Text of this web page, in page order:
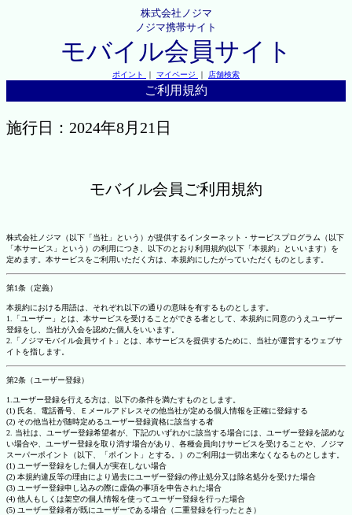
株式会社ノジマ
ノジマ携帯サイト
モバイル会員サイト
ポイント ｜ マイページ ｜ 店舗検索
ご利用規約
施行日：2024年8月21日
モバイル会員ご利用規約
株式会社ノジマ（以下「当社」という）が提供するインターネット・サービスプログラム（以下
「本サービス」という）の利用につき、以下のとおり利用規約(以下「本規約」といいます）を
定めます。本サービスをご利用いただく方は、本規約にしたがっていただくものとします。
第1条（定義）
本規約における用語は、それぞれ以下の通りの意味を有するものとします。
1.「ユーザー」とは、本サービスを受けることができる者として、本規約に同意のうえユーザー
登録をし、当社が入会を認めた個人をいいます。
2.「ノジマモバイル会員サイト」とは、本サービスを提供するために、当社が運営するウェブサ
イトを指します。
第2条（ユーザー登録）
1.ユーザー登録を行える方は、以下の条件を満たすものとします。
(1) 氏名、電話番号、Ｅメールアドレスその他当社が定める個人情報を正確に登録する
(2) その他当社が随時定めるユーザー登録資格に該当する者
2. 当社は、ユーザー登録希望者が、下記のいずれかに該当する場合には、ユーザー登録を認めな
い場合や、ユーザー登録を取り消す場合があり、各種会員向けサービスを受けることや、ノジマ
スーパーポイント（以下、「ポイント」とする。）のご利用は一切出来なくなるものとします。
(1) ユーザー登録をした個人が実在しない場合
(2) 本規約違反等の理由により過去にユーザー登録の停止処分又は除名処分を受けた場合
(3) ユーザー登録申し込みの際に虚偽の事項を申告された場合
(4) 他人もしくは架空の個人情報を使ってユーザー登録を行った場合
(5) ユーザー登録者が既にユーザーである場合（二重登録を行ったとき）